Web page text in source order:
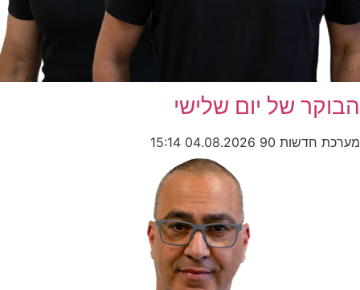
הבוקר של יום שלישי
מערכת חדשות 90 04.08.2026
15:14